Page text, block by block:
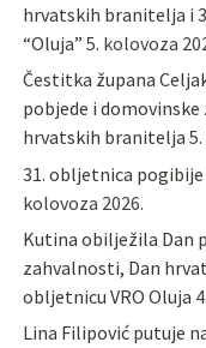
hrvatskih branitelja i
“Oluja” 5. kolovoza
Čestitka župana
pobjede i
hrvatskih branitelja
31. obljetnica
kolovoza 2026.
Kutina obilježila Dan
zahvalnosti, Dan
obljetnicu VRO Oluja
Lina Filipović putuje